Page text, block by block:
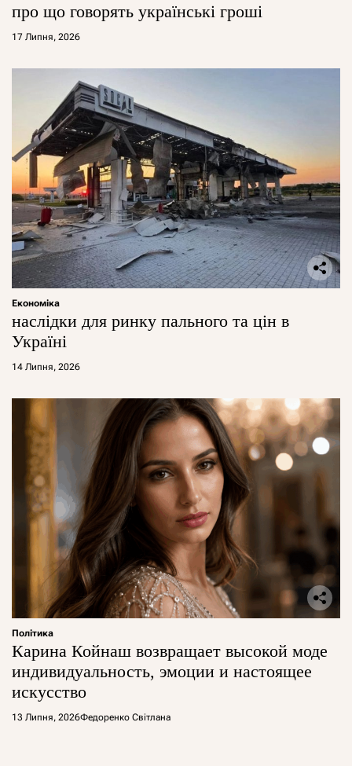
про що говорять українські гроші
17 Липня, 2026
Економіка
наслідки для ринку пального та цін в
Україні
14 Липня, 2026
Політика
Карина Койнаш возвращает высокой моде
индивидуальность, эмоции и настоящее
искусство
13 Липня, 2026Федоренко Світлана